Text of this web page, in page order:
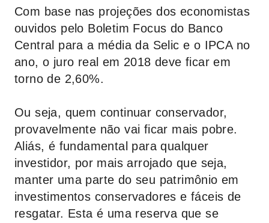
Com base nas projeções dos economistas
ouvidos pelo Boletim Focus do Banco
Central para a média da Selic e o IPCA no
ano, o juro real em 2018 deve ficar em
torno de 2,60%.
Ou seja, quem continuar conservador,
provavelmente não vai ficar mais pobre.
Aliás, é fundamental para qualquer
investidor, por mais arrojado que seja,
manter uma parte do seu patrimônio em
investimentos conservadores e fáceis de
resgatar. Esta é uma reserva que se